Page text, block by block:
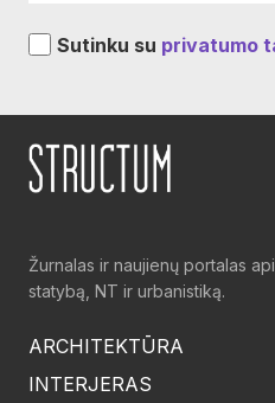
Sutinku su privatumo
Žurnalas ir naujienų portalas
statybą, NT ir urbanistiką.
ARCHITEKTŪRA
INTERJERAS